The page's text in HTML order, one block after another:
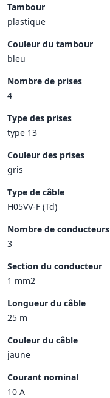
Tambour
plastique
Couleur du tambour
bleu
Nombre de prises
4
Type des prises
type 13
Couleur des prises
gris
Type de câble
H05VV-F (Td)
Nombre de conducteurs
3
Section du conducteur
1 mm2
Longueur du câble
25 m
Couleur du câble
jaune
Courant nominal
10 A